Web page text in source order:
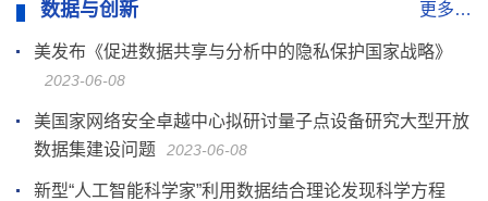
数据与创新 更多…
美发布《促进数据共享与分析中的隐私保护国家战略》
2023-06-08
美国家网络安全卓越中心拟研讨量子点设备研究大型开放
数据集建设问题
2023-06-08
新型“人工智能科学家”利用数据结合理论发现科学方程